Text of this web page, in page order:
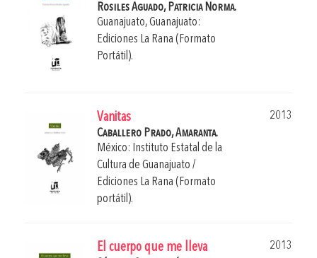
Rosiles Aguado, Patricia Norma.
Guanajuato, Guanajuato:
Ediciones La Rana (Formato
Portátil).
Vanitas
2013
Caballero Prado, Amaranta.
México: Instituto Estatal de la
Cultura de Guanajuato /
Ediciones La Rana (Formato
portátil).
El cuerpo que me lleva
2013